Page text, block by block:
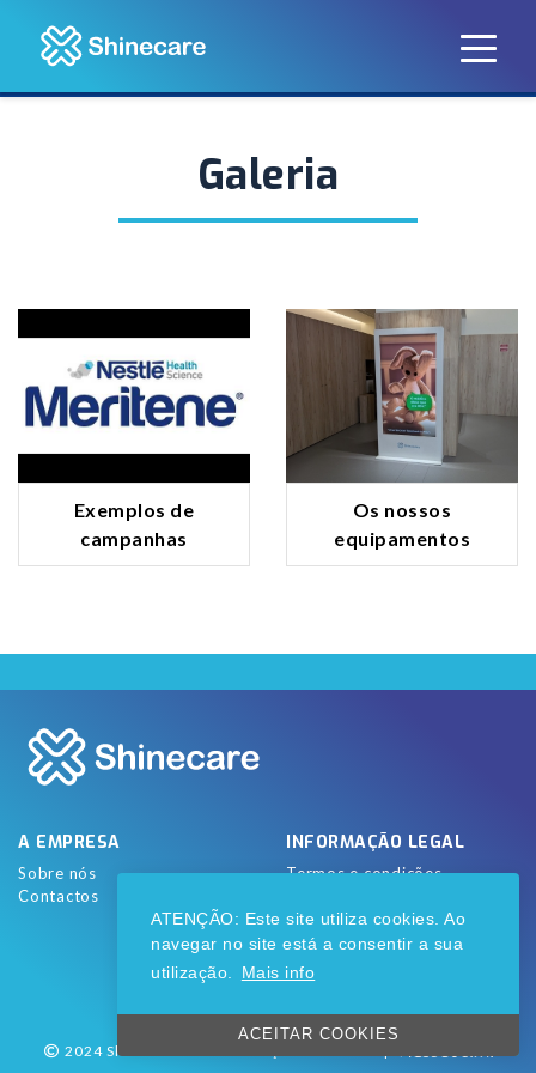
ATENÇÃO: Este site utiliza cookies. Ao
navegar no site está a consentir a sua
utilização.
Mais info
ACEITAR COOKIES
Galeria
Exemplos de
campanhas
Os nossos
equipamentos
A EMPRESA
Sobre nós
Contactos
INFORMAÇÃO LEGAL
Termos e condições
REDES SOCIAIS
2024 Shinecare - Comunicação em Saúde